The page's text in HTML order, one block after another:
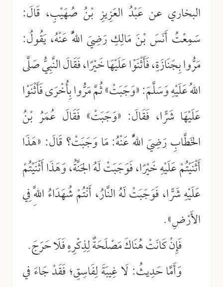
البخاري عن عَبْدُ العَزِيزِ بْنُ صُهَيْبٍ، قَالَ:
سَمِعْتُ أَنَسَ بْنَ مَالِكٍ رَضِيَ اللَّهُ عَنْهُ، يَقُولُ:
مَرُّوا بِجَنَازَةٍ، فَأَثْنَوْا عَلَيْهَا خَيْرًا، فَقَالَ النَّبِيُّ صَلَّى
اللهُ عَلَيْهِ وَسَلَّمَ: «وَجَبَتْ» ثُمَّ مَرُّوا بِأُخْرَى فَأَثْنَوْا
عَلَيْهَا شَرًّا، فَقَالَ: «وَجَبَتْ» فَقَالَ عُمَرُ بْنُ
الخَطَّابِ رَضِيَ اللَّهُ عَنْهُ: مَا وَجَبَتْ؟ قَالَ: «هَذَا
أَثْنَيْتُمْ عَلَيْهِ خَيْرًا، فَوَجَبَتْ لَهُ الجَنَّةُ، وَهَذَا أَثْنَيْتُمْ
عَلَيْهِ شَرًّا، فَوَجَبَتْ لَهُ النَّارُ، أَنْتُمْ شُهَدَاءُ اللَّهِ فِي
الأَرْضِ».
فَإِنْ كَانَتْ هُنَاكَ مَصْلَحَةٌ لِذِكْرِهِ فَلَا حَرَجَ.
وَأَمَّا حَدِيثُ: لَا غِيبَةَ لِفَاسِقٍ؛ فَقَدْ جَاءَ في